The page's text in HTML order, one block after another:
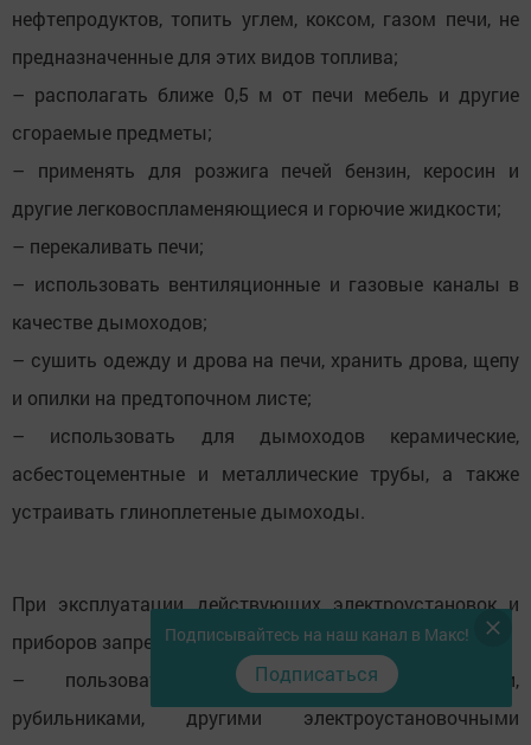
нефтепродуктов, топить углем, коксом, газом печи, не
предназначенные для этих видов топлива;
– располагать ближе 0,5 м от печи мебель и другие
сгораемые предметы;
– применять для розжига печей бензин, керосин и
другие легковоспламеняющиеся и горючие жидкости;
– перекаливать печи;
– использовать вентиляционные и газовые каналы в
качестве дымоходов;
– сушить одежду и дрова на печи, хранить дрова, щепу
и опилки на предтопочном листе;
– использовать для дымоходов керамические,
асбестоцементные и металлические трубы, а также
устраивать глиноплетеные дымоходы.
При эксплуатации действующих электроустановок и
приборов запрещается:
– пользоваться поврежденными розетками,
рубильниками, другими электроустановочными
Подписывайтесь на наш канал в Макс!
Подписаться